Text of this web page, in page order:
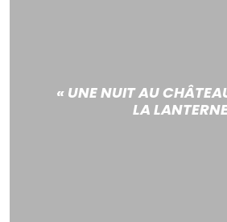
« UNE NUIT AU
LA